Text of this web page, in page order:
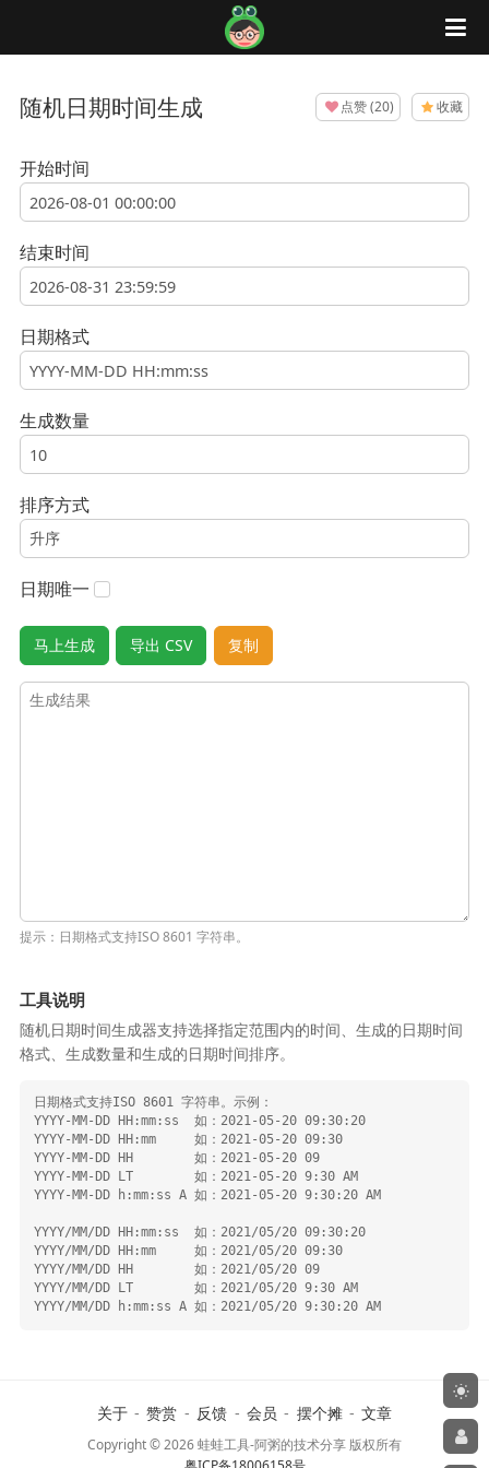
随机日期时间生成 点赞(20) 收藏
开始时间
结束时间
日期格式
生成数量
排序方式
日期唯一
马上生成 导出 CSV 复制
提示：日期格式支持ISO 8601 字符串。
工具说明
随机日期时间生成器支持选择指定范围内的时间、生成的日期时间
格式、生成数量和生成的日期时间排序。
日期格式支持ISO 8601 字符串。示例：
YYYY-MM-DD HH:mm:ss  如：2021-05-20 09:30:20
YYYY-MM-DD HH:mm     如：2021-05-20 09:30
YYYY-MM-DD HH        如：2021-05-20 09
YYYY-MM-DD LT        如：2021-05-20 9:30 AM
YYYY-MM-DD h:mm:ss A 如：2021-05-20 9:30:20 AM
YYYY/MM/DD HH:mm:ss  如：2021/05/20 09:30:20
YYYY/MM/DD HH:mm     如：2021/05/20 09:30
YYYY/MM/DD HH        如：2021/05/20 09
YYYY/MM/DD LT        如：2021/05/20 9:30 AM
关于 - 赞赏 - 反馈 - 会员 - 摆个摊 - 文章
Copyright © 2026 蛙蛙工具-阿粥的技术分享 版权所有